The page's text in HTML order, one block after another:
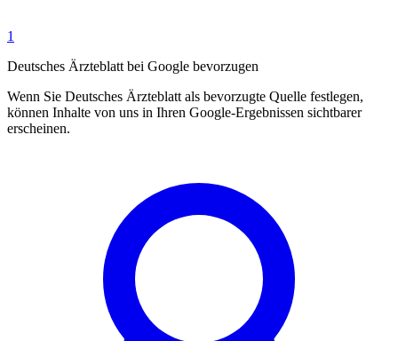
1
Deutsches Ärzteblatt bei Google bevorzugen
Wenn Sie Deutsches Ärzteblatt als bevorzugte Quelle festlegen,
können Inhalte von uns in Ihren Google-Ergebnissen sichtbarer
erscheinen.